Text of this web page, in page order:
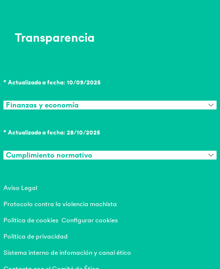
Transparencia
* Actualizado a fecha: 10/09/2025
Finanzas y economía
* Actualizado a fecha: 28/10/2025
Cumplimiento normativo
Aviso Legal
Protocolo contra la violencia machista
Politica de cookies Configurar cookies
Politica de privacidad
Sistema interno de infomación y canal ético